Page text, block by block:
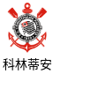
科林蒂安